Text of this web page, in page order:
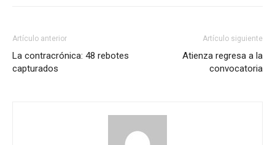
Artículo anterior
La contracrónica: 48 rebotes
capturados
Artículo siguiente
Atienza regresa a la
convocatoria